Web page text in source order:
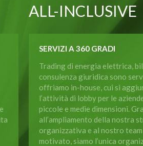
ALL-INCLUSIVE
SERVIZI A 360 GRADI
Trading di energia elettrica,
consulenza giuridica sono
offriamo in-house, cui si
l’attività di lobby per le
piccole e medie dimensioni.
all’ampliamento della nostra
organizzativa e al nostro team
motivato, siamo l’unica